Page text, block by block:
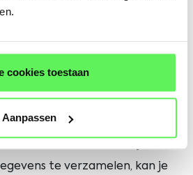
cookies toestaan
Aanpassen
het. Top!
waar mensen dan op gezocht
helaas niet helemaal uit
instelt, houdt GA4 alleen de
te verzamelen, kan je